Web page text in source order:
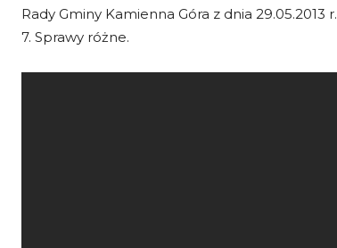
Rady Gminy Kamienna Góra z dnia 29.05.2013 r.
7. Sprawy różne.